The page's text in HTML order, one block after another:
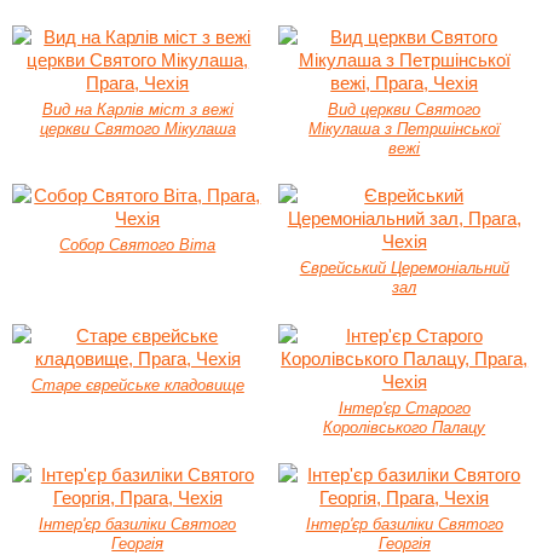
Вид на Карлів міст з вежі
церкви Святого Мікулаша
Вид церкви Святого
Мікулаша з Петршінської
вежі
Собор Святого Віта
Єврейський Церемоніальний
зал
Старе єврейське кладовище
Інтер'єр Старого
Королівського Палацу
Інтер'єр базиліки Святого
Георгія
Інтер'єр базиліки Святого
Георгія